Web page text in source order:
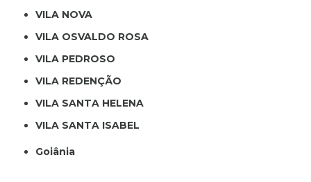
VILA NOVA
VILA OSVALDO ROSA
VILA PEDROSO
VILA REDENÇÃO
VILA SANTA HELENA
VILA SANTA ISABEL
Goiânia